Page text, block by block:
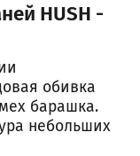
HUSH -
обивка
барашка.
небольших